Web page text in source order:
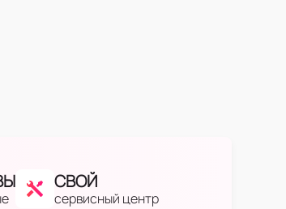
СВОЙ
сервисный центр